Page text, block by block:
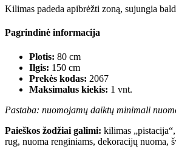
Kilimas padeda apibrėžti zoną, sujungia
Pagrindinė informacija
Plotis: 80 cm
Ilgis: 150 cm
Prekės kodas: 2067
Maksimalus kiekis: 1 vnt.
Pastaba: nuomojamų daiktų minimali
Paieškos žodžiai galimi: kilimas
rug, nuoma renginiams, dekoracijų nuoma,